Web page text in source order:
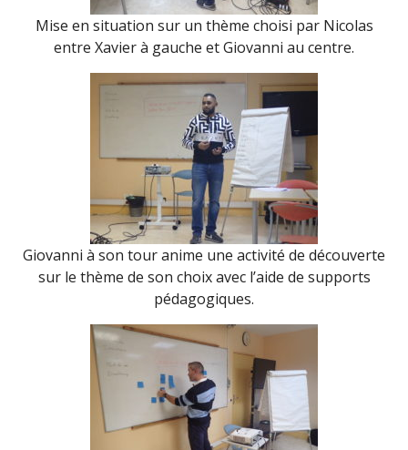
Mise en situation sur un thème choisi par Nicolas
entre Xavier à gauche et Giovanni au centre.
Giovanni à son tour anime une activité de découverte
sur le thème de son choix avec l’aide de supports
pédagogiques.